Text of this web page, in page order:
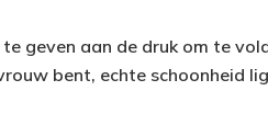
geven aan de druk om te
bent, echte schoonheid